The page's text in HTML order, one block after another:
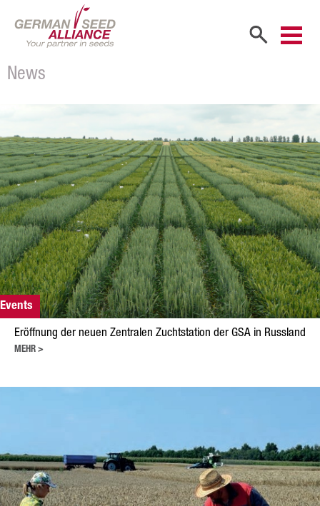
News
Events
Eröffnung der neuen Zentralen Zuchtstation der GSA in Russland
MEHR >
Firmenportrait
Gesellschafter
Vertriebspartner
Mitarbeiter
Karriere
Produkte
Raps
Weizen
Hülsenfrüchte